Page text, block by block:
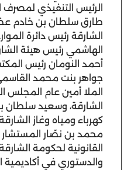
الرئيس التنفيذي لمصرف
طارق سلطان بن خادم
الشارقة رئيس دائرة
الهاشمي رئيس هيئة
أحمد النومان رئيس
جواهر بنت محمد
الملا أمين عام المجلس
الشارقة، وسعيد سلطان
كهرباء ومياه وغاز
محمد بن نصّار المستشار
القانونية لحكومة
والدستوري في أكاديمية